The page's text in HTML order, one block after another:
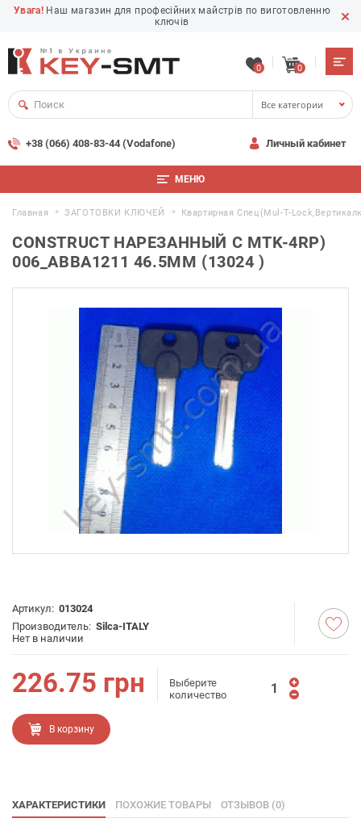
Увага! Наш магазин для професійних майстрів по виготовленню
ключів
0 0
Все категории
+38 (066) 408-83-44 (Vodafone) Личный кабинет
МЕНЮ
Главная ЗАГОТОВКИ КЛЮЧЕЙ Квартирная Спец(Mul-T-
CONSTRUCT НАРЕЗАННЫЙ С MTK-4RP)
006_ABBA1211 46.5MM (13024 )
Артикул: 013024
Производитель: Silca-ITALY
Нет в наличии
226.75 грн
Выберите
количество
В корзину
ХАРАКТЕРИСТИКИ ПОХОЖИЕ ТОВАРЫ ОТЗЫВОВ (0)